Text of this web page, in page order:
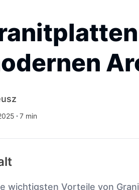
7 min
wichtigsten Vorteile von